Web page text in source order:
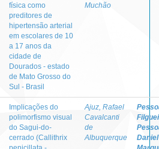
física como
preditores de
hipertensão arterial
em escolares de 10
a 17 anos da
cidade de
Dourados - estado
de Mato Grosso do
Sul - Brasil
Muchão
Implicações do
polimorfismo visual
do Sagui-do-
cerrado (Callithrix
Ajuz, Rafael
Cavalcanti
de
Albuquerque
Daniel